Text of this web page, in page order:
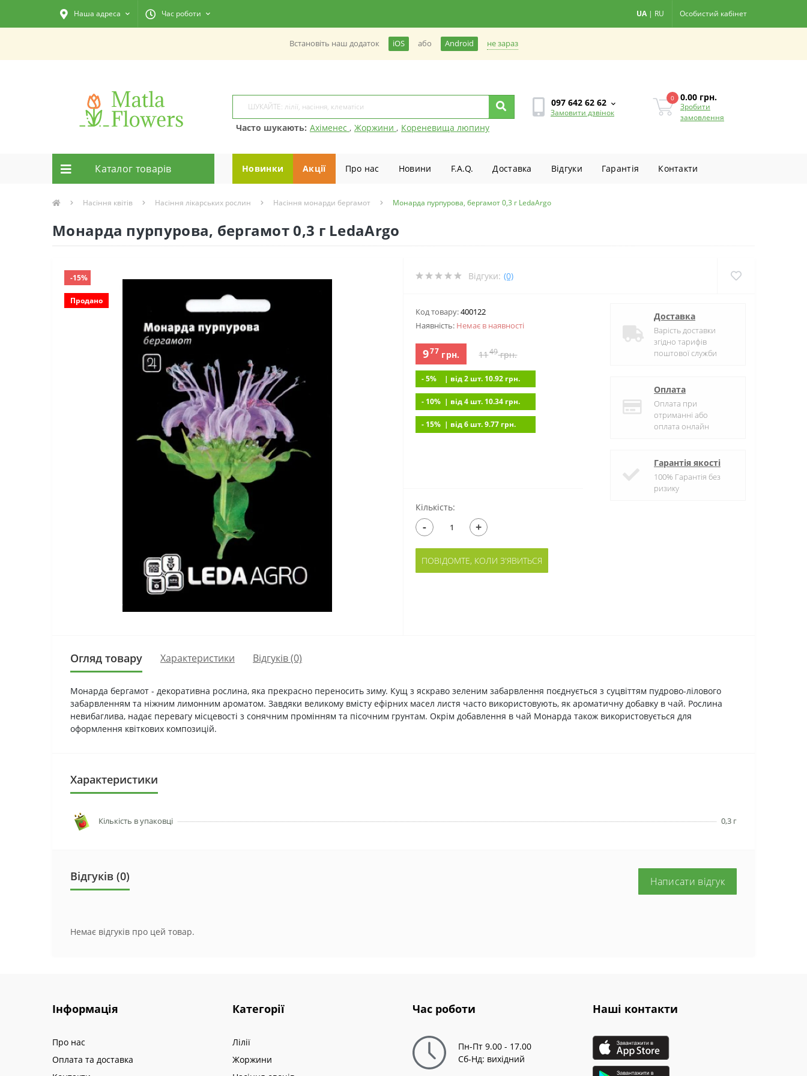
Наша адреса Час роботи UA | RU Особистий кабінет
Встановiть наш додаток iOS або Android не зараз
Часто шукають: Ахіменес , Жоржини , Кореневища люпину
097 642 62 62
Замовити дзвінок
0 0.00 грн.
Зробити
замовлення
Каталог товарiв Новинки Акції Про нас Новини F.A.Q. Доставка Вiдгуки Гарантiя Контакти
Насіння квітів Насіння лікарських рослин Насіння монарди бергамот Монарда пурпурова, бергамот 0,3 г LedaArgo
Монарда пурпурова, бергамот 0,3 г LedaArgo
-15%
Продано
Відгуки: (0)
Код товару:400122
Наявність: Немає в наявностi
977 грн. 1149грн.
- 5% | вiд 2 шт. 10.92 грн.
- 10% | вiд 4 шт. 10.34 грн.
- 15% | вiд 6 шт. 9.77 грн.
Доставка
Варість доставки
згідно тарифів
поштової служби
Оплата
Оплата при
отриманні або
оплата онлайн
Гарантія якості
100% Гарантія без
ризику
Кількість:
- +
ПОВІДОМТЕ, КОЛИ З'ЯВИТЬСЯ
Огляд товару Характеристики Відгуків (0)
Монарда бергамот - декоративна рослина, яка прекрасно переносить зиму. Кущ з яскраво зеленим забарвлення поєднується з суцвіттям пудрово-лілового
забарвленням та ніжним лимонним ароматом. Завдяки великому вмісту ефірних масел листя часто використовують, як ароматичну добавку в чай. Рослина
невибаглива, надає перевагу місцевості з сонячним промінням та пісочним грунтам. Окрім добавлення в чай Монарда також використовується для
оформлення квіткових композицій.
Характеристики
Кількість в упаковці 0,3 г
Відгуків (0) Написати відгук
Немає відгуків про цей товар.
Інформація
Про нас
Оплата та доставка
Категорії
Лілії
Жоржини
Час роботи
Пн-Пт 9.00 - 17.00
Сб-Нд: вихідний
Наші контакти